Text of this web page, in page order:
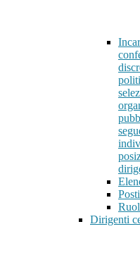
Dirigenti